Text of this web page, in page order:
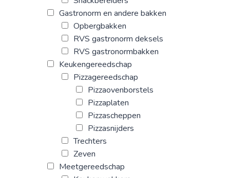
Gastronorm en andere bakken
Opbergbakken
RVS gastronorm deksels
RVS gastronormbakken
Keukengereedschap
Pizzagereedschap
Pizzaovenborstels
Pizzaplaten
Pizzascheppen
Pizzasnijders
Trechters
Zeven
Meetgereedschap